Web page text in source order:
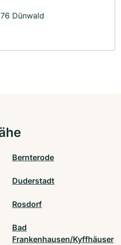
Dünwald
Bernterode
Duderstadt
Rosdorf
Bad
Frankenhausen/Kyffhäuser